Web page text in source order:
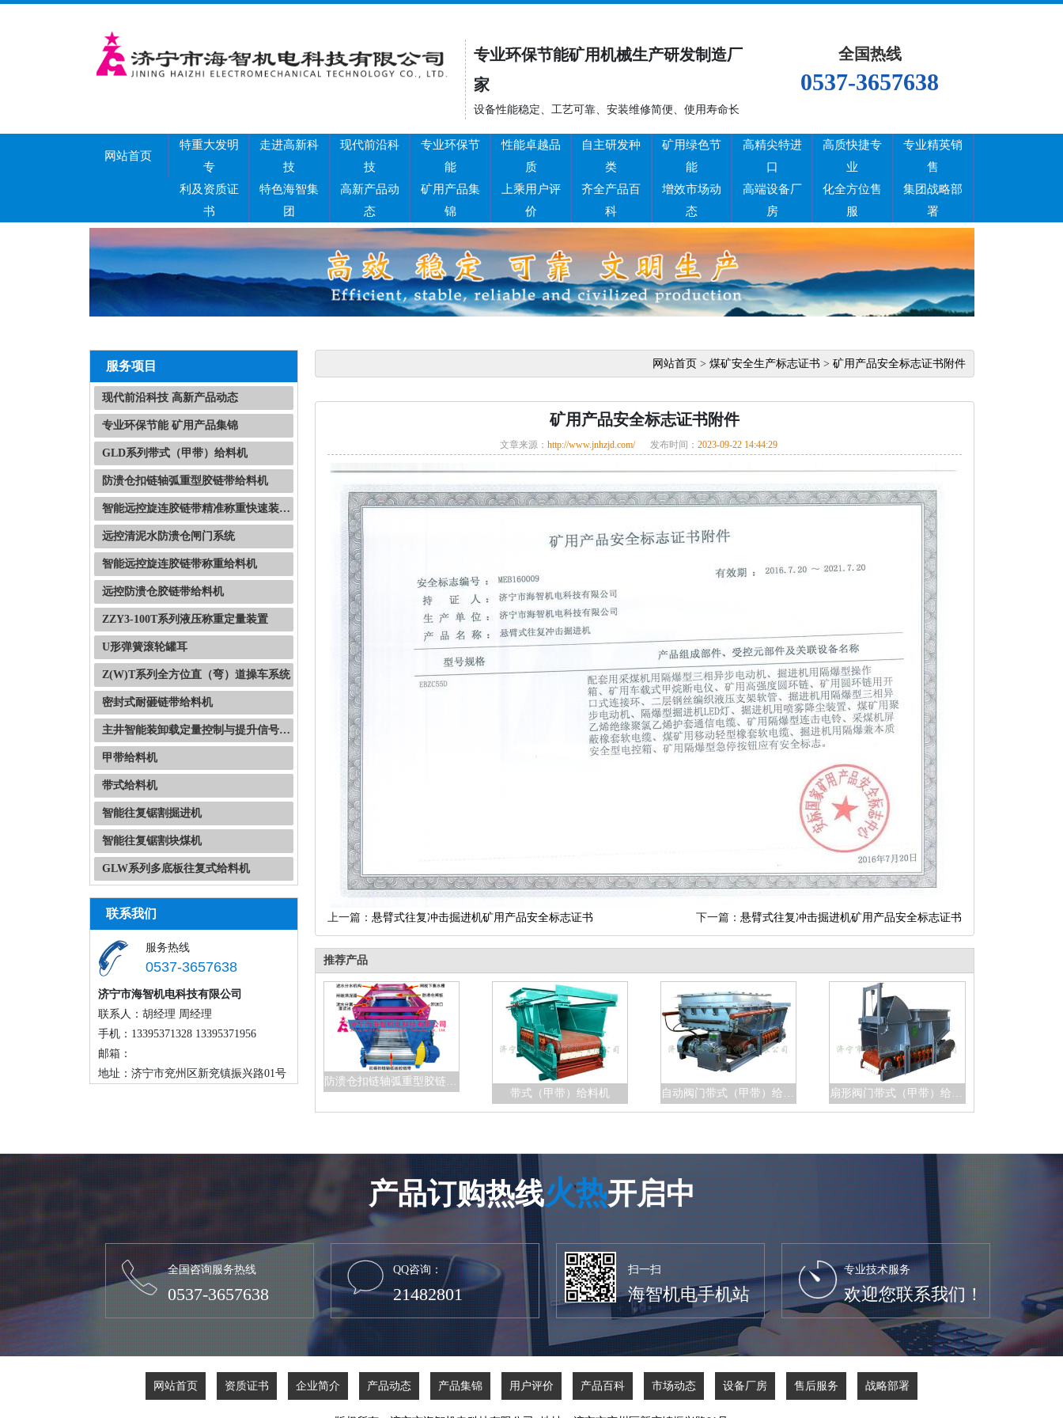
专业环保节能矿用机械生产研发制造厂
家
设备性能稳定、工艺可靠、安装维修简便、使用寿命长
全国热线
0537-3657638
网站首页
特重大发明
专
利及资质证
书
走进高新科
技
特色海智集
团
现代前沿科
技
高新产品动
态
专业环保节
能
矿用产品集
锦
性能卓越品
质
上乘用户评
价
自主研发种
类
齐全产品百
科
矿用绿色节
能
增效市场动
态
高精尖特进
口
高端设备厂
房
高质快捷专
业
化全方位售
服
专业精英销
售
集团战略部
署
服务项目
现代前沿科技 高新产品动态
专业环保节能 矿用产品集锦
GLD系列带式（甲带）给料机
防溃仓扣链轴弧重型胶链带给料机
智能远控旋连胶链带精准称重快速装载系统
远控清泥水防溃仓闸门系统
智能远控旋连胶链带称重给料机
远控防溃仓胶链带给料机
ZZY3-100T系列液压称重定量装置
U形弹簧滚轮罐耳
Z(W)T系列全方位直（弯）道操车系统
密封式耐砸链带给料机
主井智能装卸载定量控制与提升信号自动化系统
甲带给料机
带式给料机
智能往复锯割掘进机
智能往复锯割块煤机
GLW系列多底板往复式给料机
联系我们
服务热线
0537-3657638
济宁市海智机电科技有限公司
联系人：胡经理 周经理
手机：13395371328 13395371956
邮箱：
地址：济宁市兖州区新兖镇振兴路01号
网站首页 > 煤矿安全生产标志证书 > 矿用产品安全标志证书附件
矿用产品安全标志证书附件
文章来源： http://www.jnhzjd.com/ 发布时间： 2023-09-22 14:44:29
上一篇： 悬臂式往复冲击掘进机矿用产品安全标志证书 下一篇： 悬臂式往复冲击掘进机矿用产品安全标志证书
推荐产品
防溃仓扣链轴弧重型胶链带给料机
带式（甲带）给料机
产品订购热线火热开启中
全国咨询服务热线
0537-3657638
QQ咨询：
21482801
扫一扫
海智机电手机站
专业技术服务
欢迎您联系我们！
网站首页 资质证书 企业简介 产品动态 产品集锦 用户评价 产品百科 市场动态 设备厂房 售后服务 战略部署